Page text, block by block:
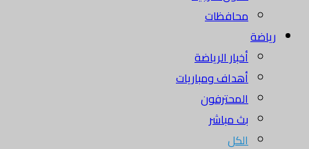
محافظات
رياضة
أخبار الرياضة
أهداف ومباريات
المحترفون
بث مباشر
الكل